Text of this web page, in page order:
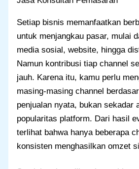
Setiap bisnis memanfaatkan
untuk menjangkau pasar, mulai
media sosial, website, hingga
Namun kontribusi tiap channel
jauh. Karena itu, kamu perlu
masing-masing channel
penjualan nyata, bukan sekadar
popularitas platform. Dari hasil
terlihat bahwa hanya beberapa
konsisten menghasilkan omzet